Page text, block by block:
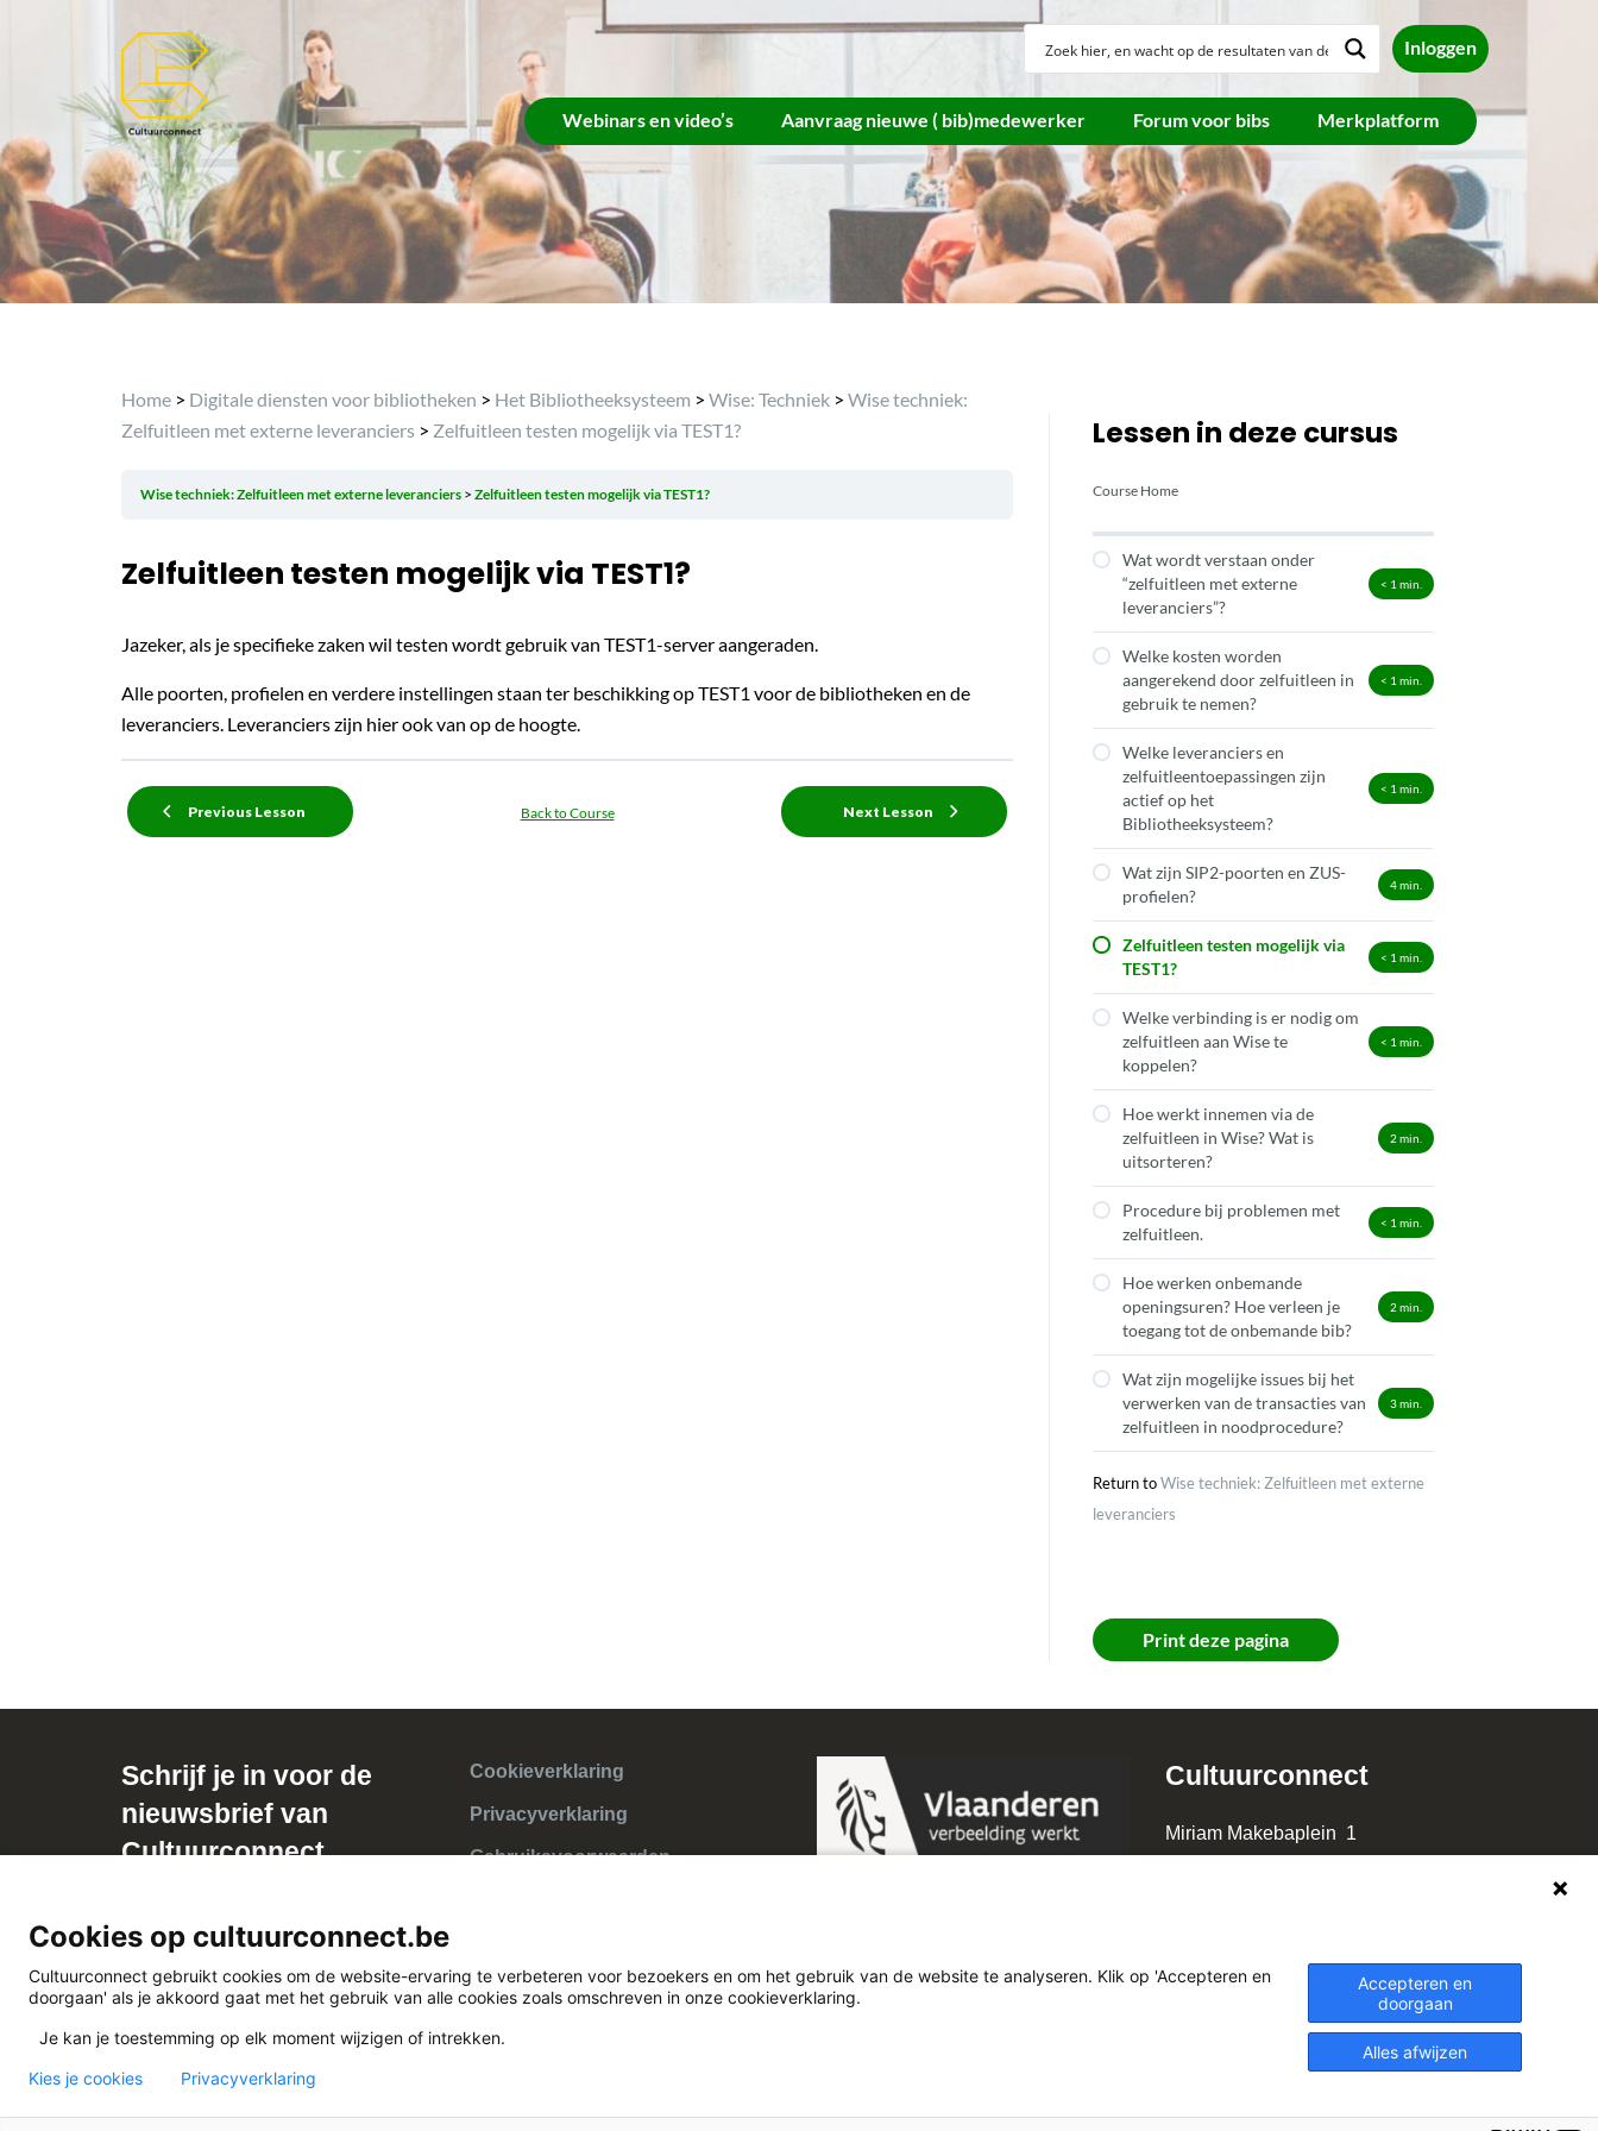
Inloggen
Webinars en video’s Aanvraag nieuwe ( bib)medewerker Forum voor bibs Merkplatform
Home > Digitale diensten voor bibliotheken > Het Bibliotheeksysteem > Wise: Techniek > Wise techniek:
Zelfuitleen met externe leveranciers > Zelfuitleen testen mogelijk via TEST1?
Wise techniek: Zelfuitleen met externe leveranciers Zelfuitleen testen mogelijk via TEST1?
Zelfuitleen testen mogelijk via TEST1?
Jazeker, als je specifieke zaken wil testen wordt gebruik van TEST1-server aangeraden.
Alle poorten, profielen en verdere instellingen staan ter beschikking op TEST1 voor de bibliotheken en de
leveranciers. Leveranciers zijn hier ook van op de hoogte.
Previous Lesson Back to Course Next Lesson
Lessen in deze cursus
Course Home
Wat wordt verstaan onder
“zelfuitleen met externe
leveranciers”?
< 1 min.
Welke kosten worden
aangerekend door zelfuitleen in
gebruik te nemen?
< 1 min.
Welke leveranciers en
zelfuitleentoepassingen zijn
actief op het
Bibliotheeksysteem?
< 1 min.
Wat zijn SIP2-poorten en ZUS-
profielen?
4min.
Zelfuitleen testen mogelijk via
TEST1?
< 1 min.
Welke verbinding is er nodig om
zelfuitleen aan Wise te
koppelen?
< 1 min.
Hoe werkt innemen via de
zelfuitleen in Wise? Wat is
uitsorteren?
2 min.
Procedure bij problemen met
zelfuitleen.
< 1 min.
Hoe werken onbemande
openingsuren? Hoe verleen je
toegang tot de onbemande bib?
2 min.
Wat zijn mogelijke issues bij het
verwerken van de transacties van
zelfuitleen in noodprocedure?
3min.
Return toWise techniek: Zelfuitleen met externe
leveranciers
Print deze pagina
Schrijf je in voor de
nieuwsbrief van
Cultuurconnect
Cookieverklaring
Privacyverklaring
Gebruiksvoorwaarden
Cultuurconnect
Miriam Makebaplein 1
Theme:Illdy.© Cultuurconnect
Cookies op cultuurconnect.be
Cultuurconnect gebruikt cookies om de website-ervaring te verbeteren voor bezoekers en om het gebruik van de website te analyseren. Klik op 'Accepteren en
doorgaan' als je akkoord gaat met het gebruik van alle cookies zoals omschreven in onze cookieverklaring.
Je kan je toestemming op elk moment wijzigen of intrekken.
Accepteren en
doorgaan
Alles afwijzen
Kies je cookies
Privacyverklaring